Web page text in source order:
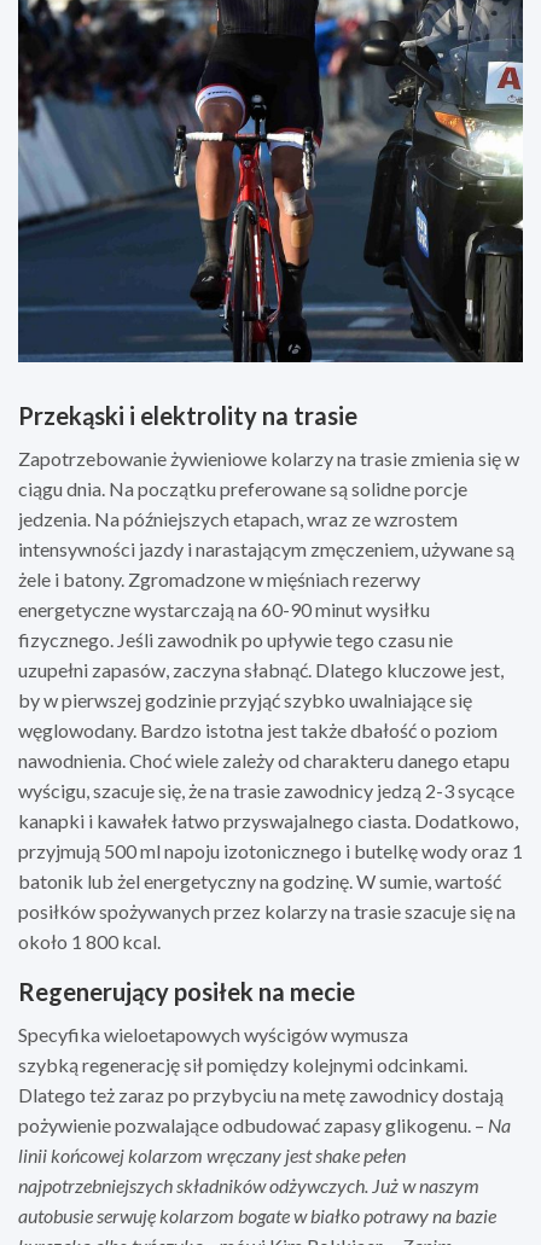
Przekąski i elektrolity na trasie
Zapotrzebowanie żywieniowe kolarzy na trasie zmienia się w
ciągu dnia. Na początku preferowane są solidne porcje
jedzenia. Na późniejszych etapach, wraz ze wzrostem
intensywności jazdy i narastającym zmęczeniem, używane są
żele i batony. Zgromadzone w mięśniach rezerwy
energetyczne wystarczają na 60-90 minut wysiłku
fizycznego. Jeśli zawodnik po upływie tego czasu nie
uzupełni zapasów, zaczyna słabnąć. Dlatego kluczowe jest,
by w pierwszej godzinie przyjąć szybko uwalniające się
węglowodany. Bardzo istotna jest także dbałość o poziom
nawodnienia. Choć wiele zależy od charakteru danego etapu
wyścigu, szacuje się, że na trasie zawodnicy jedzą 2-3 sycące
kanapki i kawałek łatwo przyswajalnego ciasta. Dodatkowo,
przyjmują 500 ml napoju izotonicznego i butelkę wody oraz 1
batonik lub żel energetyczny na godzinę. W sumie, wartość
posiłków spożywanych przez kolarzy na trasie szacuje się na
około 1 800 kcal.
Regenerujący posiłek na mecie
Specyfika wieloetapowych wyścigów wymusza
szybką regenerację sił pomiędzy kolejnymi odcinkami.
Dlatego też zaraz po przybyciu na metę zawodnicy dostają
pożywienie pozwalające odbudować zapasy glikogenu. – Na
linii końcowej kolarzom wręczany jest shake pełen
najpotrzebniejszych składników odżywczych. Już w naszym
autobusie serwuję kolarzom bogate wbiałko potrawy na bazie